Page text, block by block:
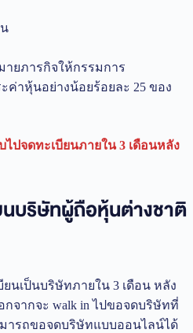
ยภารกิจให้กรรมการ
ค่าหุ้นอย่างน้อยร้อยละ 25 ของ
ปจดทะเบียนภายใน 3 เดือนหลัง
บริษัทผู้ถือหุ้นต่างชาติ
นเป็นบริษัทภายใน 3 เดือน หลัง
จากจะ walk in ไปขอจดบริษัทที่
ารถขอจดบริษัทแบบออนไลน์ได้